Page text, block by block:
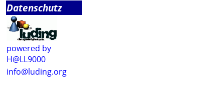
Datenschutz
powered by
H@LL9000
info@luding.org